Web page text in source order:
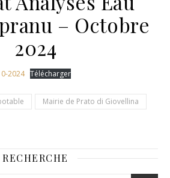
– Octobre
2024
2024 Télécharger
Mairie de Prato di Giovellina
RECHERCHE